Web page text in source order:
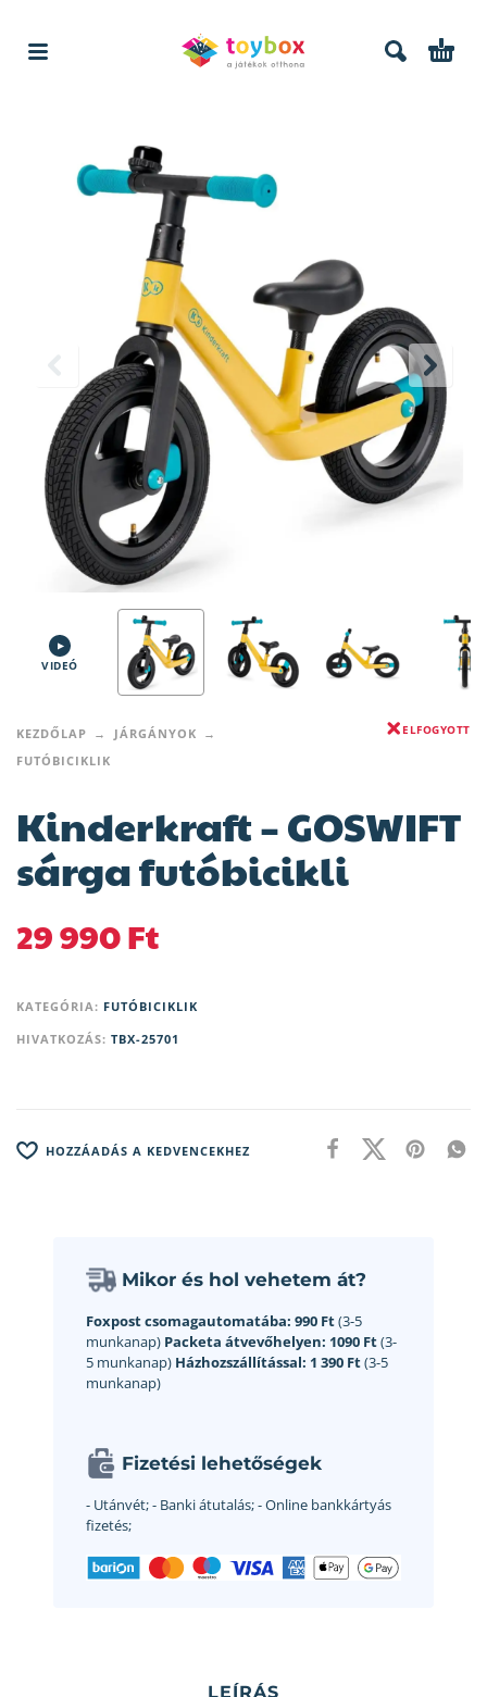
VIDEÓ
KEZDŐLAP
JÁRGÁNYOK
FUTÓBICIKLIK
ELFOGYOTT
Kinderkraft – GOSWIFT
sárga futóbicikli
29 990Ft
KATEGÓRIA: FUTÓBICIKLIK
HIVATKOZÁS: TBX-25701
HOZZÁADÁS A KEDVENCEKHEZ
Mikor és hol vehetem át?
Foxpost csomagautomatába: 990 Ft(3-5
munkanap) Packeta átvevőhelyen: 1090 Ft(3-
5 munkanap) Házhozszállítással: 1 390 Ft(3-5
munkanap)
Fizetési lehetőségek
- Utánvét;- Banki átutalás;- Online bankkártyás
fizetés;